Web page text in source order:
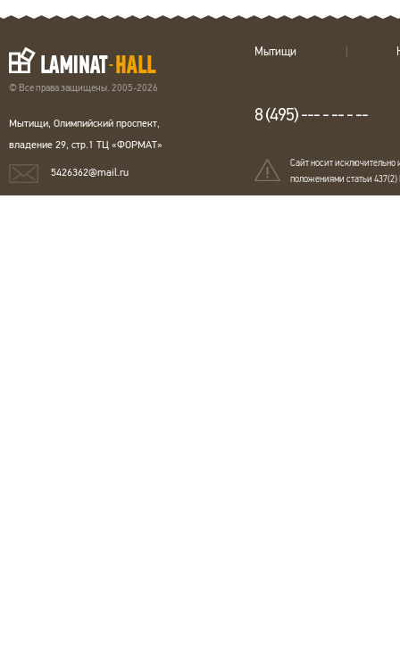
© Все права защищены. 2005-2026
Мытищи, Олимпийский проспект,
владение 29, стр.1 ТЦ «ФОРМАТ»
5426362@mail.ru
Мытищи
8 (495) --- - -- - --
Сайт носит исключительно
положениями статьи